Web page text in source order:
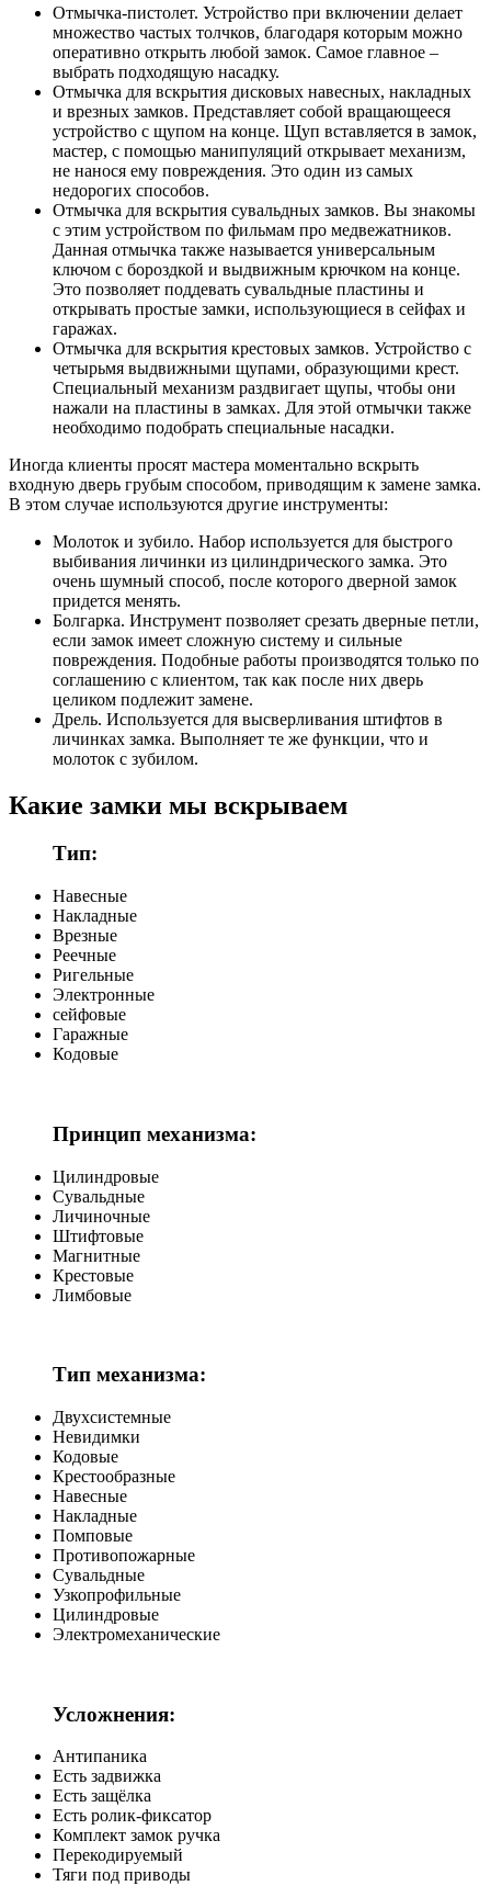
Отмычка-пистолет. Устройство при включении делает
множество частых толчков, благодаря которым можно
оперативно открыть любой замок. Самое главное –
выбрать подходящую насадку.
Отмычка для вскрытия дисковых навесных, накладных
и врезных замков. Представляет собой вращающееся
устройство с щупом на конце. Щуп вставляется в замок,
мастер, с помощью манипуляций открывает механизм,
не нанося ему повреждения. Это один из самых
недорогих способов.
Отмычка для вскрытия сувальдных замков. Вы знакомы
с этим устройством по фильмам про медвежатников.
Данная отмычка также называется универсальным
ключом с бороздкой и выдвижным крючком на конце.
Это позволяет поддевать сувальдные пластины и
открывать простые замки, использующиеся в сейфах и
гаражах.
Отмычка для вскрытия крестовых замков. Устройство с
четырьмя выдвижными щупами, образующими крест.
Специальный механизм раздвигает щупы, чтобы они
нажали на пластины в замках. Для этой отмычки также
необходимо подобрать специальные насадки.
Иногда клиенты просят мастера моментально вскрыть
входную дверь грубым способом, приводящим к замене замка.
В этом случае используются другие инструменты:
Молоток и зубило. Набор используется для быстрого
выбивания личинки из цилиндрического замка. Это
очень шумный способ, после которого дверной замок
придется менять.
Болгарка. Инструмент позволяет срезать дверные петли,
если замок имеет сложную систему и сильные
повреждения. Подобные работы производятся только по
соглашению с клиентом, так как после них дверь
целиком подлежит замене.
Дрель. Используется для высверливания штифтов в
личинках замка. Выполняет те же функции, что и
молоток с зубилом.
Какие замки мы вскрываем
Тип:
Навесные
Накладные
Врезные
Реечные
Ригельные
Электронные
сейфовые
Гаражные
Кодовые
Принцип механизма:
Цилиндровые
Сувальдные
Личиночные
Штифтовые
Магнитные
Крестовые
Лимбовые
Тип механизма:
Двухсистемные
Невидимки
Кодовые
Крестообразные
Навесные
Накладные
Помповые
Противопожарные
Сувальдные
Узкопрофильные
Цилиндровые
Электромеханические
Усложнения:
Антипаника
Есть задвижка
Есть защёлка
Есть ролик-фиксатор
Комплект замок ручка
Перекодируемый
Тяги под приводы